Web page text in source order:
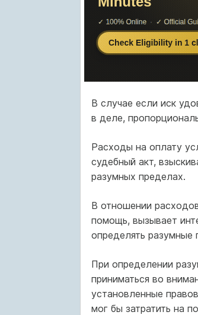
В случае если иск
в деле,
Расходы на оплату
судебный акт,
разумных пределах.
В отношении
помощь, вызывает
определять разумные
При определении
приниматься во
установленные
мог бы затратить на